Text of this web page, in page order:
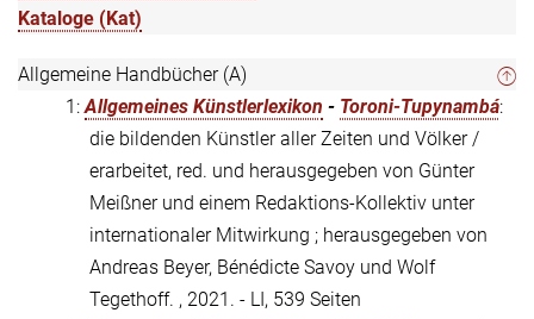
Kataloge (Kat)
Allgemeine Handbücher (A)
1:Allgemeines Künstlerlexikon - Toroni-Tupynambá:
die bildenden Künstler aller Zeiten und Völker /
erarbeitet, red. und herausgegeben von Günter
Meißner und einem Redaktions-Kollektiv unter
internationaler Mitwirkung ; herausgegeben von
Andreas Beyer, Bénédicte Savoy und Wolf
Tegethoff. , 2021. - LI, 539 Seiten